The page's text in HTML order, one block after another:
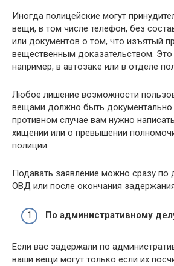
Иногда полицейские могут
вещи, в том числе телефон, без
или документов о том, что изъятый
вещественным доказательством. Это
например, в автозаке или в отделе
Любое лишение возможности
вещами должно быть
противном случае вам нужно
хищении или о превышении
полиции.
Подавать заявление можно сразу по
ОВД или после окончания
По административному
Если вас задержали по
ваши вещи могут только если их